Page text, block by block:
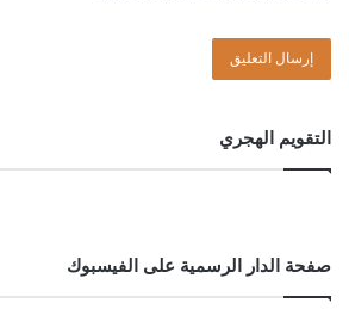
Post Views: 1٬643
أحكام القضاء معتبرة
التقويم الهجري
صفحة الدار الرسمية على الفيسبوك